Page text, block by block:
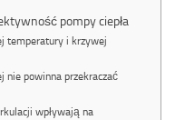
pompy ciepła
temperatury i krzywej
nie powinna przekraczać
wpływają na